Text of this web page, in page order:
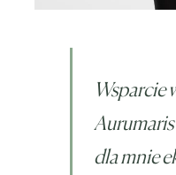
Wsparcie
dla mnie